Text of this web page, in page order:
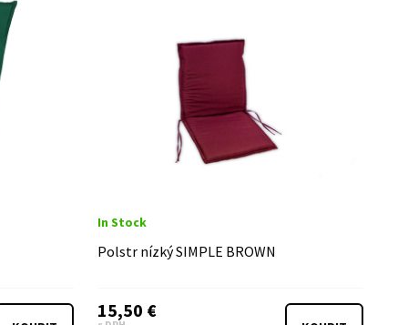
In Stock
Polstr nízký SIMPLE BROWN
15,50 €